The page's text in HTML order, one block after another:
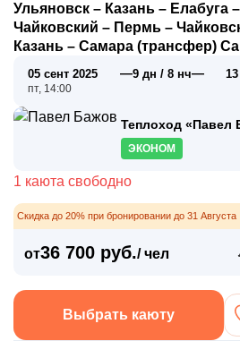
Ульяновск – Казань – Елабуга –
Чайковский – Пермь –
Казань –Самара (трансфер)
05 сент 2025
пт, 14:00
—9 дн / 8 нч—
Теплоход «Павел
ЭКОНОМ
1 каюта свободно
Скидка до 20% при бронировании до 31 Августа
от36 700 руб./ чел
Выбрать каюту